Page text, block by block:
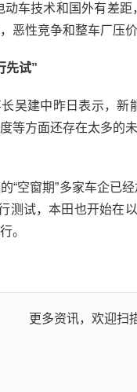
技术和国外有差距
恶性竞争和整车厂压
试”
建中昨日表示，新能
等方面还存在太多的
窗期”多家车企已经
测试，本田也开始在
。
更多资讯，欢迎扫